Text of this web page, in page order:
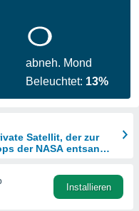
abneh. Mond
Beleuchtet: 13%
Satellit, der zur
der NASA entsandt
Installieren